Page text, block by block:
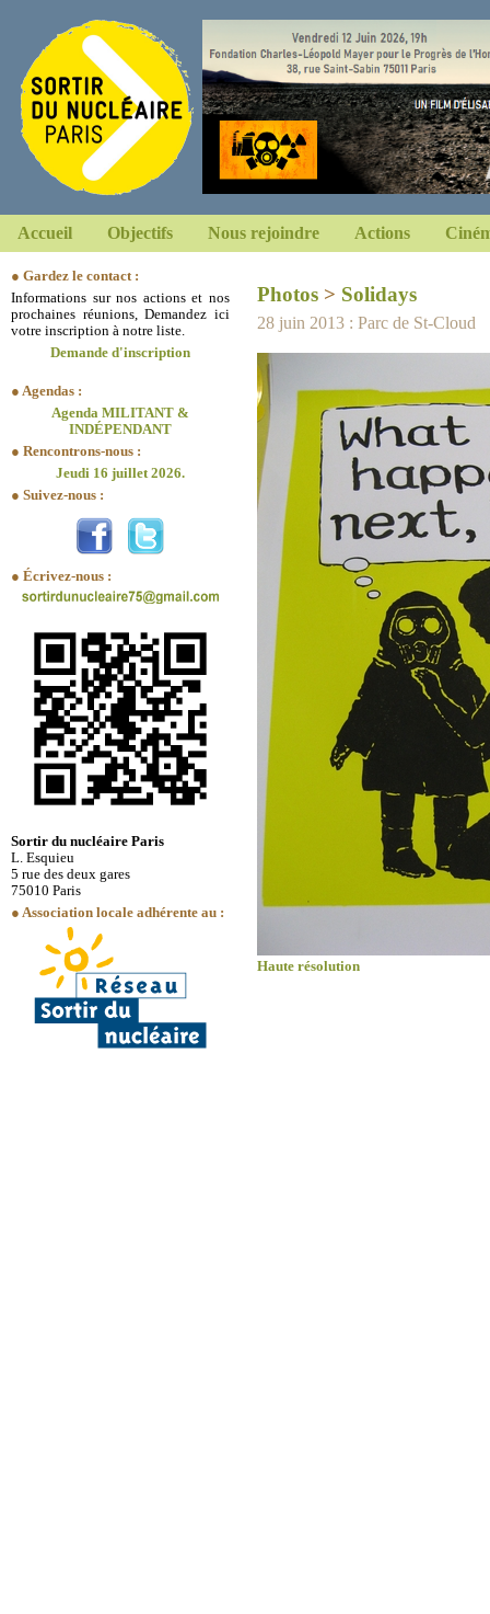
Accueil Objectifs Nous rejoindre Actions
● Gardez le contact :
Informations sur nos actions et nos
prochaines réunions, Demandez ici
votre inscription à notre liste.
Demande d'inscription
● Agendas :
Agenda MILITANT &
INDÉPENDANT
● Rencontrons-nous :
Jeudi 16 juillet 2026.
● Suivez-nous :
● Écrivez-nous :
Sortir du nucléaire Paris
L. Esquieu
5 rue des deux gares
75010 Paris
● Association locale adhérente au :
Photos > Solidays
28 juin 2013 : Parc de St-Cloud
Haute résolution